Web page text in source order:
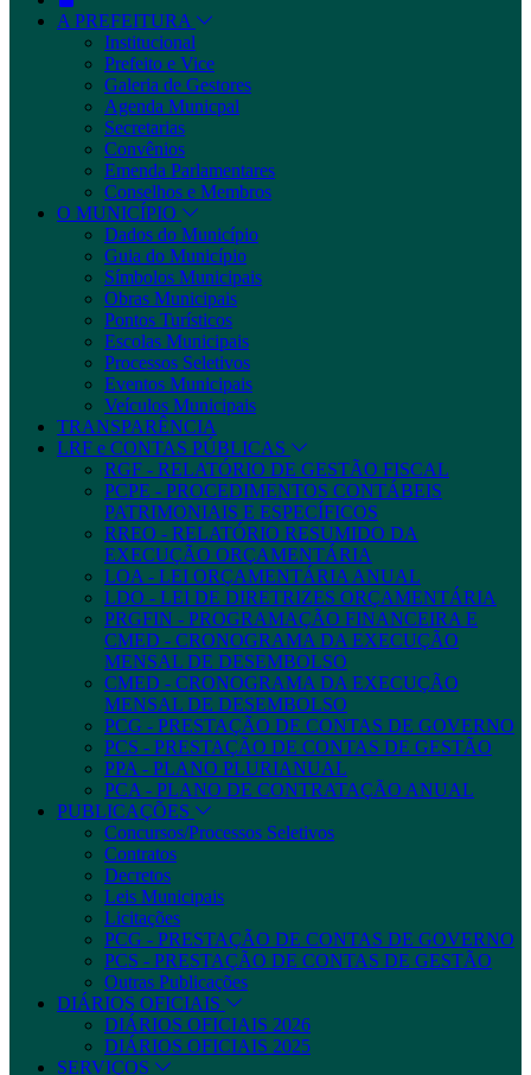
A PREFEITURA
Institucional
Prefeito e Vice
Galeria de Gestores
Agenda Municpal
Secretarias
Convênios
Emenda Parlamentares
Conselhos e Membros
O MUNICÍPIO
Dados do Município
Guia do Município
Símbolos Municipais
Obras Municipais
Pontos Turísticos
Escolas Municipais
Processos Seletivos
Eventos Municipais
Veículos Municipais
TRANSPARÊNCIA
LRF e CONTAS PÚBLICAS
RGF - RELATÓRIO DE GESTÃO FISCAL
PCPE - PROCEDIMENTOS CONTÁBEIS
PATRIMONIAIS E ESPECÍFICOS
RREO - RELATÓRIO RESUMIDO DA
EXECUÇÃO ORÇAMENTÁRIA
LOA - LEI ORÇAMENTÁRIA ANUAL
LDO - LEI DE DIRETRIZES ORÇAMENTÁRIA
PRGFIN - PROGRAMAÇÃO FINANCEIRA E
CMED - CRONOGRAMA DA EXECUÇÃO
MENSAL DE DESEMBOLSO
CMED - CRONOGRAMA DA EXECUÇÃO
MENSAL DE DESEMBOLSO
PCG - PRESTAÇÃO DE CONTAS DE GOVERNO
PCS - PRESTAÇÃO DE CONTAS DE GESTÃO
PPA - PLANO PLURIANUAL
PCA - PLANO DE CONTRATAÇÃO ANUAL
PUBLICAÇÕES
Concursos/Processos Seletivos
Contratos
Decretos
Leis Municipais
Licitações
PCG - PRESTAÇÃO DE CONTAS DE GOVERNO
PCS - PRESTAÇÃO DE CONTAS DE GESTÃO
Outras Publicações
DIÁRIOS OFICIAIS
DIÁRIOS OFICIAIS 2026
DIÁRIOS OFICIAIS 2025
SERVIÇOS